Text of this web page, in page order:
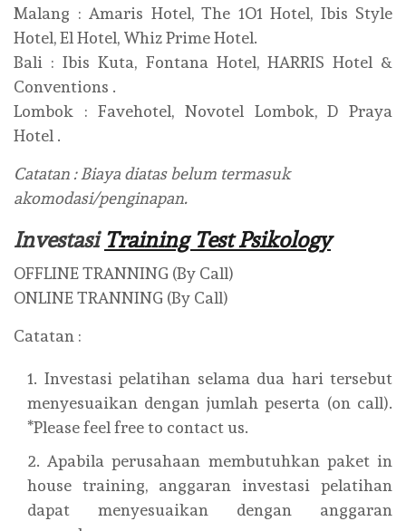
Malang : Amaris Hotel, The 1O1 Hotel, Ibis Style
Hotel, El Hotel, Whiz Prime Hotel.
Bali : Ibis Kuta, Fontana Hotel, HARRIS Hotel &
Conventions .
Lombok : Favehotel, Novotel Lombok, D Praya
Hotel .
Catatan : Biaya diatas belum termasuk
akomodasi/penginapan.
Investasi Training Test Psikology
OFFLINE TRANNING (By Call)
ONLINE TRANNING (By Call)
Catatan :
Investasi pelatihan selama dua hari tersebut
menyesuaikan dengan jumlah peserta (on call).
*Please feel free to contact us.
Apabila perusahaan membutuhkan paket in
house training, anggaran investasi pelatihan
dapat menyesuaikan dengan anggaran